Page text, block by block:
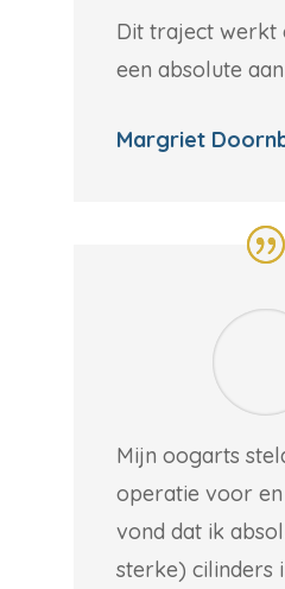
Dit traject werkt
een absolute
Margriet
Mijn oogarts
operatie voor
vond dat ik
sterke) cilinders